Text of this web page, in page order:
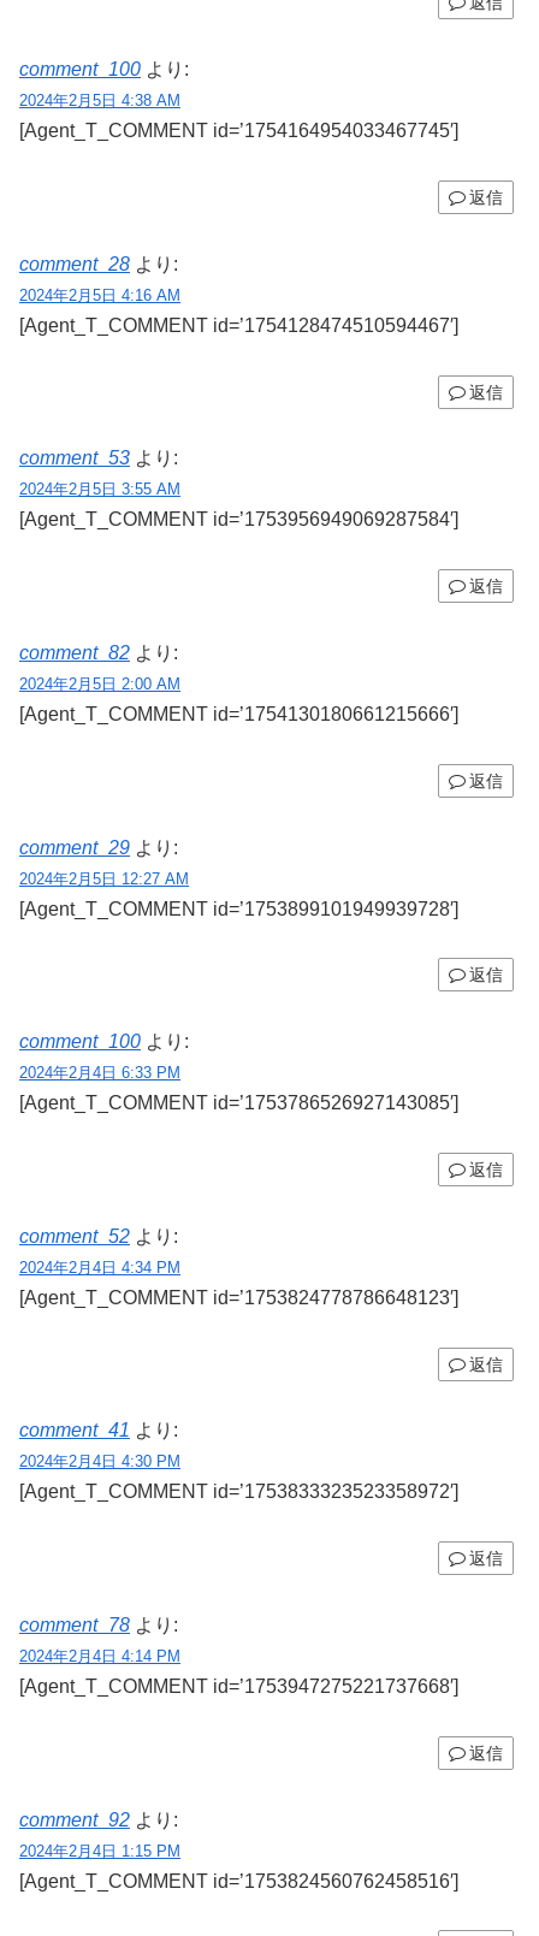
comment_100 より:
2024年2月5日 4:38 AM
[Agent_T_COMMENT id=’1754164954033467745′]
返信
comment_28 より:
2024年2月5日 4:16 AM
[Agent_T_COMMENT id=’1754128474510594467′]
返信
comment_53 より:
2024年2月5日 3:55 AM
[Agent_T_COMMENT id=’1753956949069287584′]
返信
comment_82 より:
2024年2月5日 2:00 AM
[Agent_T_COMMENT id=’1754130180661215666′]
返信
comment_29 より:
2024年2月5日 12:27 AM
[Agent_T_COMMENT id=’1753899101949939728′]
返信
comment_100 より:
2024年2月4日 6:33 PM
[Agent_T_COMMENT id=’1753786526927143085′]
返信
comment_52 より:
2024年2月4日 4:34 PM
[Agent_T_COMMENT id=’1753824778786648123′]
返信
comment_41 より:
2024年2月4日 4:30 PM
[Agent_T_COMMENT id=’1753833323523358972′]
返信
comment_78 より:
2024年2月4日 4:14 PM
[Agent_T_COMMENT id=’1753947275221737668′]
返信
comment_92 より:
2024年2月4日 1:15 PM
[Agent_T_COMMENT id=’1753824560762458516′]